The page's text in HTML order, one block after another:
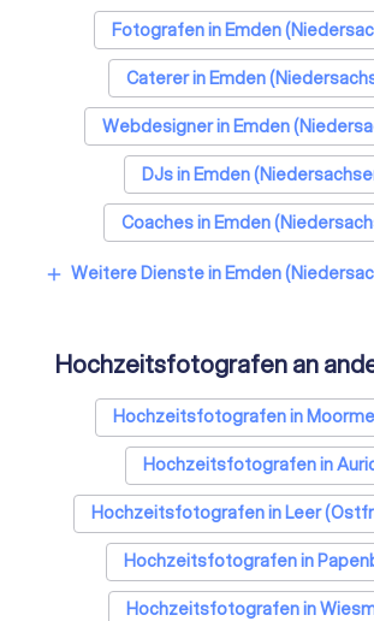
Fotografen in Emden
Caterer in Emden
Webdesigner in Emden
DJs in Emden
Coaches in Emden
Videografen in Emden
Paartherapeuten in Emden
Sicherheitsdienste in Emden
Freie Redner in Emden
add Weitere Dienste in Emden
Hochzeitsfotografen an
Hochzeitsfotografen in
Hochzeitsfotografen in
Hochzeitsfotografen in Leer
Hochzeitsfotografen in
Hochzeitsfotografen in